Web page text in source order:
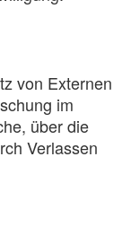
von Externen
im
über die
Verlassen